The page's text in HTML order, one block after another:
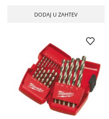
DODAJ U ZAHTEV